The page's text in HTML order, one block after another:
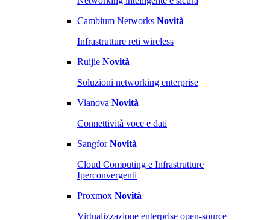
Cambium Networks Novità
Infrastrutture reti wireless
Ruijie Novità
Soluzioni networking enterprise
Vianova Novità
Connettività voce e dati
SangforNovità
Cloud Computing e Infrastrutture
Iperconvergenti
Proxmox Novità
Virtualizzazione enterprise open-source